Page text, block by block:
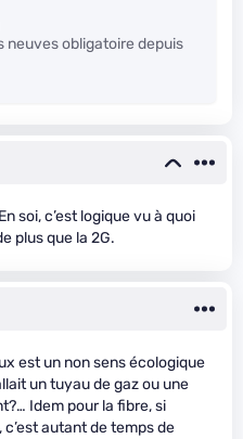
neuves obligatoire depuis
soi, c’est logique vu à quoi
plus que la 2G.
est un non sens écologique
un tuyau de gaz ou une
Idem pour la fibre, si
autant de temps de